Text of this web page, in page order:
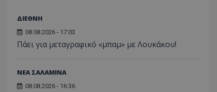
ΔΙΕΘΝΗ
08.08.2026 - 17:03
Πάει για μεταγραφικό «μπαμ» με Λουκάκου!
ΝΕΑ ΣΑΛΑΜΙΝΑ
08.08.2026 - 16:36